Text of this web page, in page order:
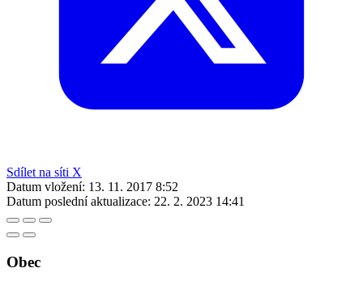
Sdílet na síti X
Datum vložení: 13. 11. 2017 8:52
Datum poslední aktualizace: 22. 2. 2023 14:41
Obec